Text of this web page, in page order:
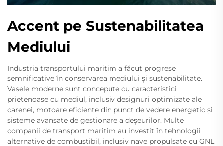
Accent pe Sustenabilitatea
Mediului
Industria transportului maritim a făcut progrese
semnificative în conservarea mediului și sustenabilitate.
Vasele moderne sunt concepute cu caracteristici
prietenoase cu mediul, inclusiv designuri optimizate ale
carenei, motoare eficiente din punct de vedere energetic și
sisteme avansate de gestionare a deșeurilor. Multe
companii de transport maritim au investit în tehnologii
alternative de combustibil, inclusiv nave propulsate cu GNL